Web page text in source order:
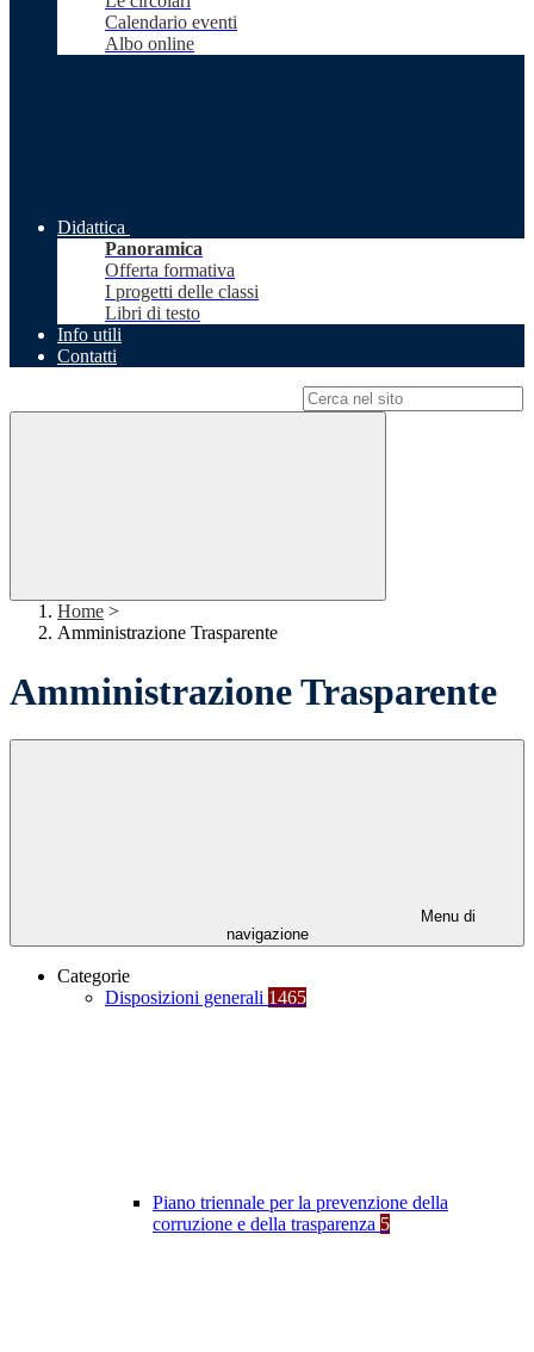
Calendario eventi
Albo online
Didattica
Panoramica
Offerta formativa
I progetti delle classi
Libri di testo
Info utili
Contatti
Home >
Amministrazione Trasparente
Amministrazione Trasparente
Menu di
navigazione
Categorie
Disposizioni generali 1465
Piano triennale per la prevenzione della
corruzione e della trasparenza 5